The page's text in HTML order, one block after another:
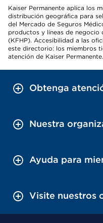
Kaiser Permanente aplica los
distribución geográfica para
del Mercado de Seguros
productos y líneas de negocio
(KFHP). Accesibilidad a las
este directorio: los miembros
atención de Kaiser Permanente.
Obtenga
Nuestra
Ayuda para
Visite nuestros